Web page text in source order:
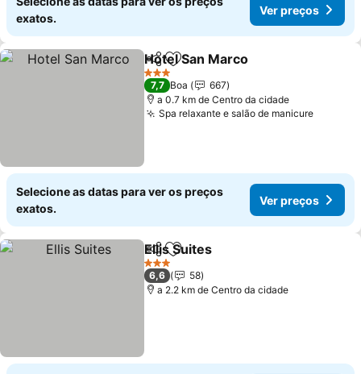
exatos.
Ver preços
PartilharAdicionar aos favoritos
Hotel San Marco
3 Estrelas
7,7 Boa
667
a 0.7 km de Centro da cidade
Spa relaxante e salão de manicure
Selecione as datas para ver os preços
exatos.
Ver preços
PartilharAdicionar aos favoritos
Ellis Suites
3 Estrelas
6,6
58
a 2.2 km de Centro da cidade